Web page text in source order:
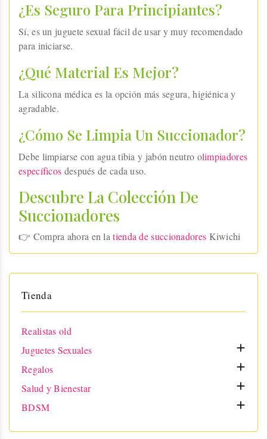
¿Es Seguro Para Principiantes?
Sí, es un juguete sexual fácil de usar y muy recomendado
para iniciarse.
¿Qué Material Es Mejor?
La silicona médica es la opción más segura, higiénica y
agradable.
¿Cómo Se Limpia Un Succionador?
Debe limpiarse con agua tibia y jabón neutro olimpiadores
específicos después de cada uso.
Descubre La Colección De
Succionadores
👉 Compra ahora en latienda de succionadores Kiwichi
Tienda
Realistas old
Juguetes Sexuales

Regalos 
Salud y Bienestar 
BDSM 